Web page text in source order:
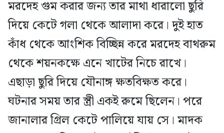
মরদেহ গুম করার জন্য তার মাথা ধারালো ছুরি
দিয়ে কেটে গলা থেকে আলাদা করে। দুই হাত
কাঁধ থেকে আংশিক বিচ্ছিন্ন করে মরদেহ বাথরুম
থেকে শয়নকক্ষে এনে খাটের নিচে রাখে।
এছাড়া ছুরি দিয়ে যৌনাঙ্গ ক্ষতবিক্ষত করে।
ঘটনার সময় তার স্ত্রী একই রুমে ছিলেন। পরে
জানালার গ্রিল কেটে পালিয়ে যায় সে। মাদক